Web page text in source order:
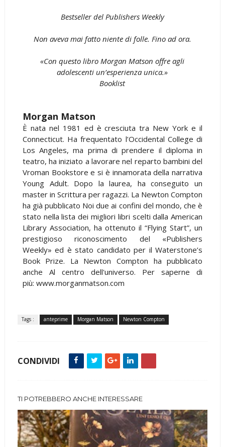
Bestseller del Publishers Weekly
Non aveva mai fatto niente di folle. Fino ad ora.
«Con questo libro Morgan Matson offre agli
adolescenti un’esperienza unica.»
Booklist
Morgan Matson
È nata nel 1981 ed è cresciuta tra New York e il
Connecticut. Ha frequentato l’Occidental College di
Los Angeles, ma prima di prendere il diploma in
teatro, ha iniziato a lavorare nel reparto bambini del
Vroman Bookstore e si è innamorata della narrativa
Young Adult. Dopo la laurea, ha conseguito un
master in Scrittura per ragazzi. La Newton Compton
ha già pubblicato Noi due ai confini del mondo, che è
stato nella lista dei migliori libri scelti dalla American
Library Association, ha ottenuto il “Flying Start”, un
prestigioso riconoscimento del «Publishers
Weekly» ed è stato candidato per il Waterstone’s
Book Prize. La Newton Compton ha pubblicato
anche Al centro dell'universo. Per saperne di
più: www.morganmatson.com
Tags : anteprime Morgan Matson Newton Compton
CONDIVIDI
TI POTREBBERO ANCHE INTERESSARE